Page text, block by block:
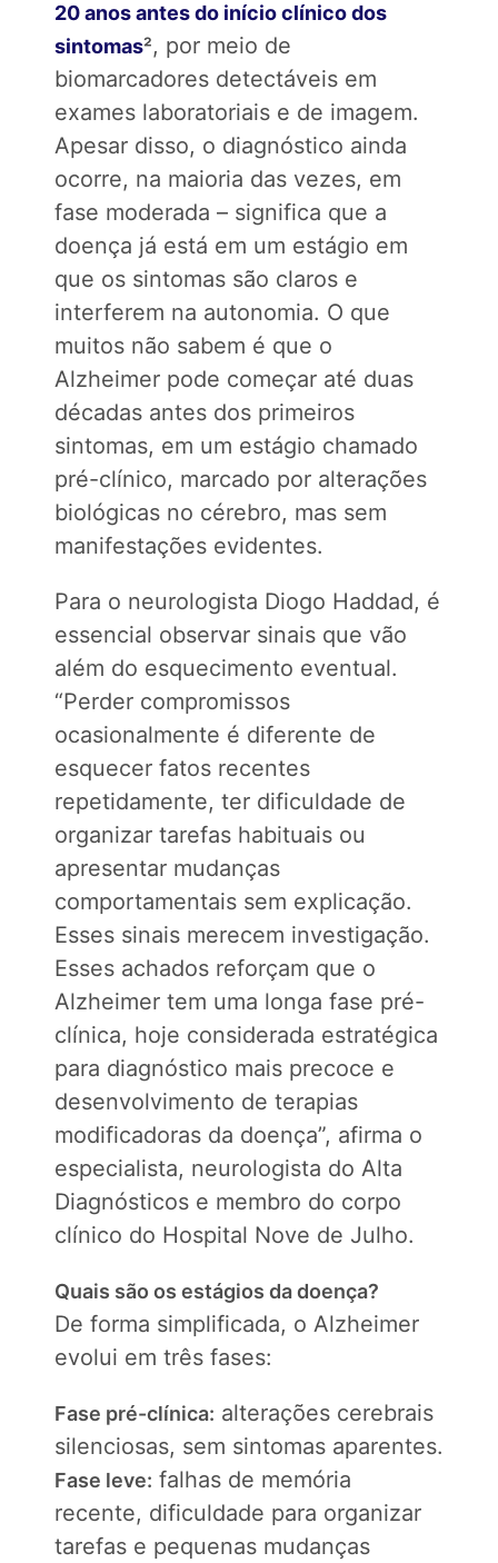
20 anos antes do início clínico dos
sintomas², por meio de
biomarcadores detectáveis em
exames laboratoriais e de imagem.
Apesar disso, o diagnóstico ainda
ocorre, na maioria das vezes, em
fase moderada – significa que a
doença já está em um estágio em
que os sintomas são claros e
interferem na autonomia. O que
muitos não sabem é que o
Alzheimer pode começar até duas
décadas antes dos primeiros
sintomas, em um estágio chamado
pré-clínico, marcado por alterações
biológicas no cérebro, mas sem
manifestações evidentes.
Para o neurologista Diogo Haddad, é
essencial observar sinais que vão
além do esquecimento eventual.
“Perder compromissos
ocasionalmente é diferente de
esquecer fatos recentes
repetidamente, ter dificuldade de
organizar tarefas habituais ou
apresentar mudanças
comportamentais sem explicação.
Esses sinais merecem investigação.
Esses achados reforçam que o
Alzheimer tem uma longa fase pré-
clínica, hoje considerada estratégica
para diagnóstico mais precoce e
desenvolvimento de terapias
modificadoras da doença”, afirma o
especialista, neurologista do Alta
Diagnósticos e membro do corpo
clínico do Hospital Nove de Julho.
Quais são os estágios da doença?
De forma simplificada, o Alzheimer
evolui em três fases:
Fase pré-clínica: alterações cerebrais
silenciosas, sem sintomas aparentes.
Fase leve: falhas de memória
recente, dificuldade para organizar
tarefas e pequenas mudanças